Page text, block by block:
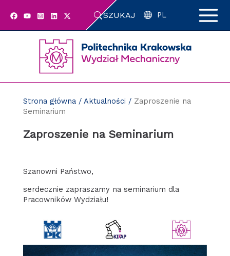
SZUKAJ PL
Strona główna/ Aktualności / Zaproszenie na
Seminarium
Zaproszenie na Seminarium
Szanowni Państwo,
serdecznie zapraszamy na seminarium dla
Pracowników Wydziału!